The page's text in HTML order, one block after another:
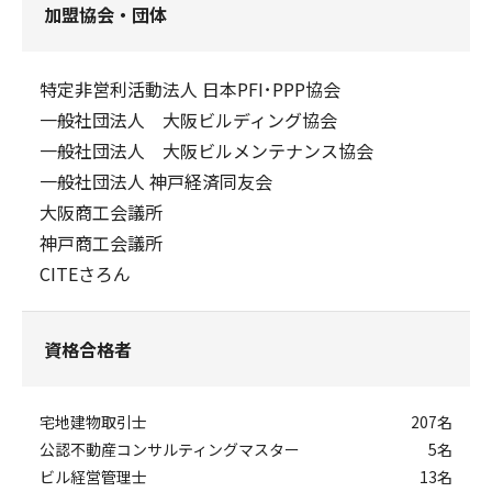
加盟協会・団体
特定非営利活動法人 日本PFI･PPP協会
一般社団法人 大阪ビルディング協会
一般社団法人 大阪ビルメンテナンス協会
一般社団法人 神戸経済同友会
大阪商工会議所
神戸商工会議所
CITEさろん
資格合格者
宅地建物取引士
207名
公認不動産コンサルティングマスター
5名
ビル経営管理士
13名